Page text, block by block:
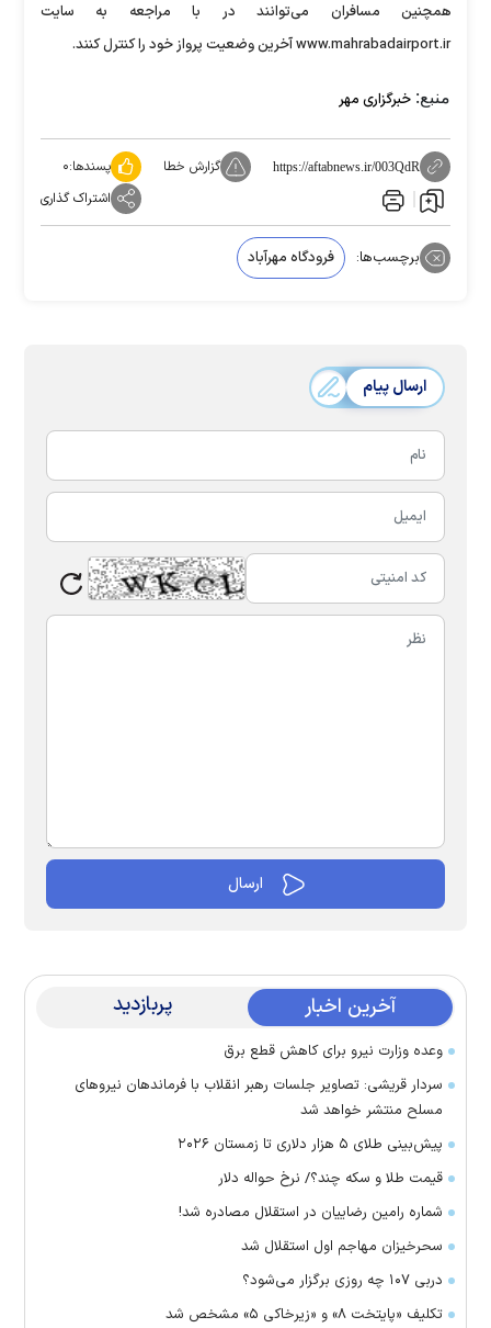
همچنین مسافران می‌توانند در با مراجعه به سایت
www.mahrabadairport.ir آخرین وضعیت پرواز خود را کنترل کنند.
منبع: خبرگزاری مهر
https://aftabnews.ir/003QdR گزارش خطا پسندها:۰
اشتراک گذاری
برچسب‌ها: فرودگاه مهرآباد
ارسال پیام
آخرین اخبار پربازدید
وعده وزارت نیرو برای کاهش قطع برق
سردار قریشی: تصاویر جلسات رهبر انقلاب با فرماندهان نیرو‌های
مسلح منتشر خواهد شد
پیش‌بینی طلای ۵ هزار دلاری تا زمستان ۲۰۲۶
قیمت طلا و سکه چند؟/ نرخ حواله دلار
شماره رامین رضاییان در استقلال مصادره شد!
سحرخیزان مهاجم اول استقلال شد
دربی ۱۰۷ چه روزی برگزار می‌شود؟
تکلیف «پایتخت ۸» و «زیرخاکی ۵» مشخص شد